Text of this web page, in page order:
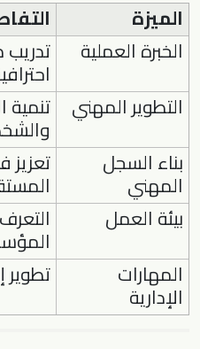
الميزة
الخبرة العملية
التطوير المهني
تنمية
بناء السجل
المهني
بيئة العمل
المهارات
الإدارية
تطوير